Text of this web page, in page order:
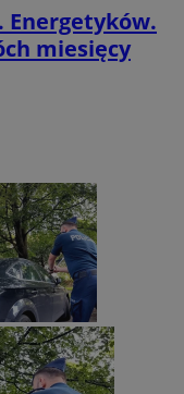
Energetyków.
miesięcy